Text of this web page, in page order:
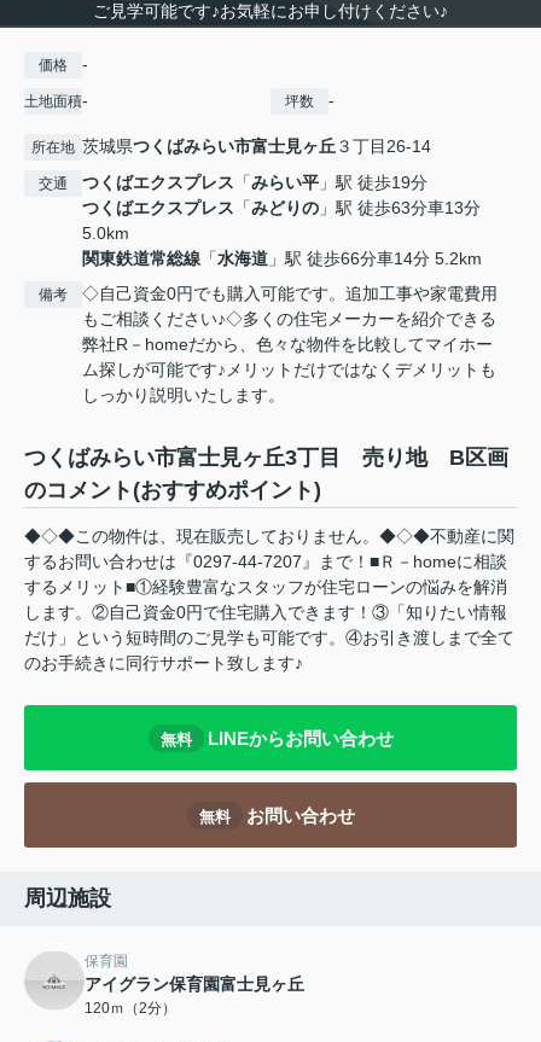
ご見学可能です♪お気軽にお申し付けください♪
価格 -
土地面積- 坪数 -
所在地 茨城県つくばみらい市富士見ヶ丘３丁目26-14
交通 つくばエクスプレス 「みらい平 」駅 徒歩19分
つくばエクスプレス 「みどりの 」駅 徒歩63分車13分
5.0km
関東鉄道常総線 「水海道 」駅 徒歩66分車14分 5.2km
備考
◇自己資金0円でも購入可能です。追加工事や家電費用
もご相談ください♪◇多くの住宅メーカーを紹介できる
弊社R－homeだから、色々な物件を比較してマイホー
ム探しが可能です♪メリットだけではなくデメリットも
しっかり説明いたします。
つくばみらい市富士見ヶ丘3丁目 売り地 B区画
のコメント(おすすめポイント)
◆◇◆この物件は、現在販売しておりません。◆◇◆不動産に関
するお問い合わせは『0297-44-7207』まで！■Ｒ－homeに相談
するメリット■①経験豊富なスタッフが住宅ローンの悩みを解消
します。②自己資金0円で住宅購入できます！③「知りたい情報
だけ」という短時間のご見学も可能です。④お引き渡しまで全て
のお手続きに同行サポート致します♪
無料 LINEからお問い合わせ
無料 お問い合わせ
周辺施設
保育園
アイグラン保育園富士見ヶ丘
120ｍ（2分）